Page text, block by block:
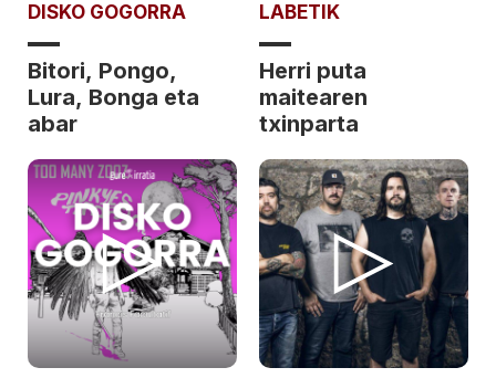
DISKO GOGORRA
Bitori, Pongo,
Lura, Bonga eta
abar
LABETIK
Herri puta
maitearen
txinparta